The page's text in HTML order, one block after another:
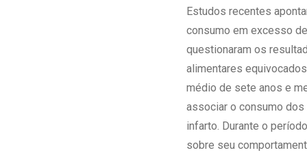
Estrutura de
Exames -
Farmácia
Fisioterapia
Estudos recentes
consumo em excesso
questionaram os
alimentares
médio de sete anos e
associar o consumo
infarto. Durante o
sobre seu